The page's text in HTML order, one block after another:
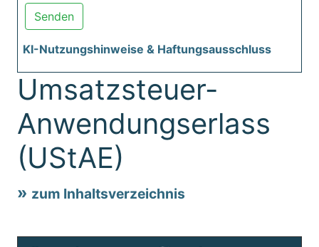
Senden
KI-Nutzungshinweise & Haftungsausschluss
Umsatzsteuer-
Anwendungserlass
(UStAE)
zum Inhaltsverzeichnis